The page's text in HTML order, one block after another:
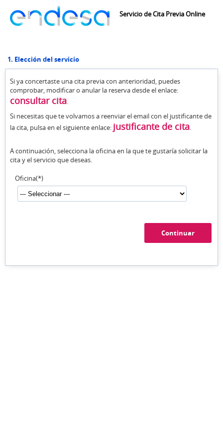
Servicio de Cita Previa Online
1. Elección del servicio
Si ya concertaste una cita previa con anterioridad, puedes
comprobar, modificar o anular la reserva desde el enlace:
consultar cita.
Si necesitas que te volvamos a reenviar el email con el justificante de
la cita, pulsa en el siguiente enlace: justificante de cita.
A continuación, selecciona la oficina en la que te gustaría solicitar la
cita y el servicio que deseas.
Oficina(*)